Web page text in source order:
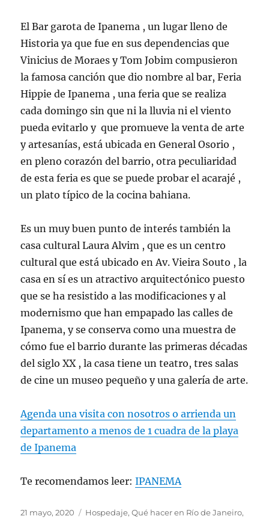
El Bar garota de Ipanema , un lugar lleno de
Historia ya que fue en sus dependencias que
Vinicius de Moraes y Tom Jobim compusieron
la famosa canción que dio nombre al bar, Feria
Hippie de Ipanema , una feria que se realiza
cada domingo sin que ni la lluvia ni el viento
pueda evitarlo y que promueve la venta de arte
y artesanías, está ubicada en General Osorio ,
en pleno corazón del barrio, otra peculiaridad
de esta feria es que se puede probar el acarajé ,
un plato típico de la cocina bahiana.
Es un muy buen punto de interés también la
casa cultural Laura Alvim , que es un centro
cultural que está ubicado en Av. Vieira Souto , la
casa en sí es un atractivo arquitectónico puesto
que se ha resistido a las modificaciones y al
modernismo que han empapado las calles de
Ipanema, y se conserva como una muestra de
cómo fue el barrio durante las primeras décadas
del siglo XX , la casa tiene un teatro, tres salas
de cine un museo pequeño y una galería de arte.
Agenda una visita con nosotros o arrienda un
departamento a menos de 1 cuadra de la playa
de Ipanema
Te recomendamos leer:IPANEMA
Publicado
21 mayo, 2020 Categorías
Hospedaje,Qué hacer en Río de Janeiro,